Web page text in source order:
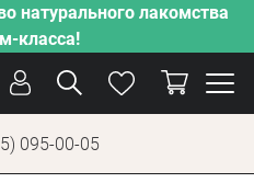
натурального лакомства
класса!
095-00-05